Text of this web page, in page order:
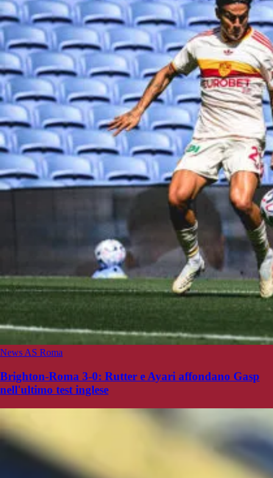
News AS Roma
Brighton-Roma 3-0: Rutter e Ayari affondano Gasp
nell'ultimo test inglese